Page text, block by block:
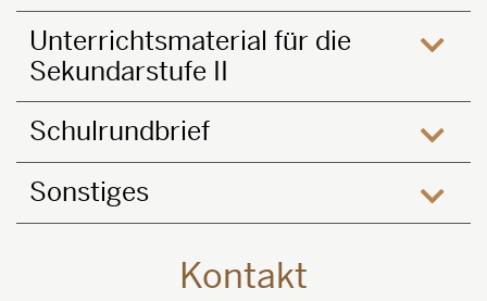
Unterrichtsmaterial für die
Sekundarstufe II
Schulrundbrief
Sonstiges
Kontakt